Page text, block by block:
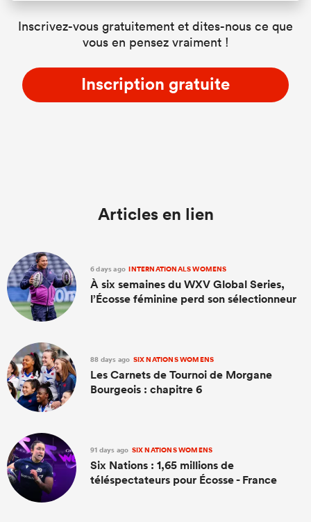
Inscrivez-vous gratuitement et dites-nous ce que
vous en pensez vraiment !
Inscription gratuite
Articles en lien
6 days ago INTERNATIONALS WOMENS
À six semaines du WXV Global Series,
l’Écosse féminine perd son sélectionneur
88 days ago SIX NATIONS WOMENS
Les Carnets de Tournoi de Morgane
Bourgeois : chapitre 6
91 days ago SIX NATIONS WOMENS
Six Nations : 1,65 millions de
téléspectateurs pour Écosse - France